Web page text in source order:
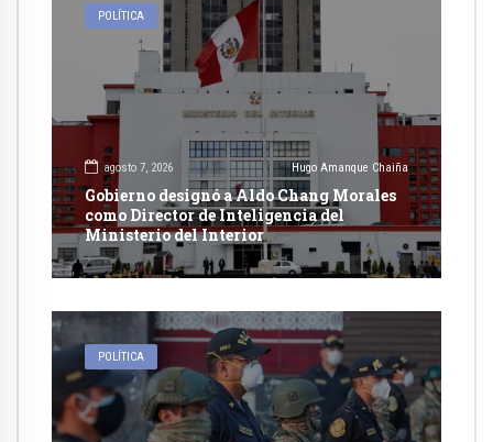
POLÍTICA
agosto 7, 2026 Hugo Amanque Chaiña
Gobierno designó a Aldo Chang Morales
como Director de Inteligencia del
Ministerio del Interior
POLÍTICA